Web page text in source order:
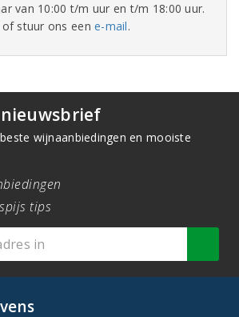
van 10:00 t/m uur en t/m 18:00 uur.
of stuur ons eene-mail.
wijnaanbiedingen en mooiste
tips